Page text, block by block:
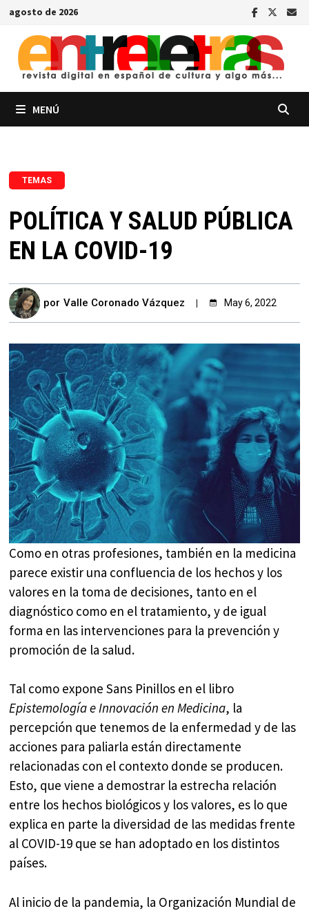
Saltar
contenido
agosto de 2026
MENÚ
TEMAS
POLÍTICA Y SALUD PÚBLICA
EN LA COVID-19
por Valle Coronado Vázquez May 6, 2022
Como en otras profesiones, también en la medicina
parece existir una confluencia de los hechos y los
valores en la toma de decisiones, tanto en el
diagnóstico como en el tratamiento, y de igual
forma en las intervenciones para la prevención y
promoción de la salud.
Tal como expone Sans Pinillos en el libro
Epistemología e Innovación en Medicina, la
percepción que tenemos de la enfermedad y de las
acciones para paliarla están directamente
relacionadas con el contexto donde se producen.
Esto, que viene a demostrar la estrecha relación
entre los hechos biológicos y los valores, es lo que
explica en parte la diversidad de las medidas frente
al COVID-19 que se han adoptado en los distintos
países.
Al inicio de la pandemia, la Organización Mundial de